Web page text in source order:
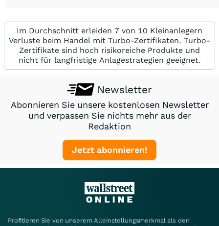
Im Durchschnitt erleiden 7 von 10 Kleinanlegern
Verluste beim Handel mit Turbo-Zertifikaten. Turbo-
Zertifikate sind hoch risikoreiche Produkte und
nicht für langfristige Anlagestrategien geeignet.
Newsletter
Abonnieren Sie unsere kostenlosen Newsletter
und verpassen Sie nichts mehr aus der
Redaktion
Jetzt abonnieren!
Profitieren Sie von unserem Alleinstellungsmerkmal als den